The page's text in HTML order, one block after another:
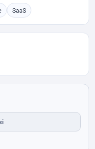
SaaS